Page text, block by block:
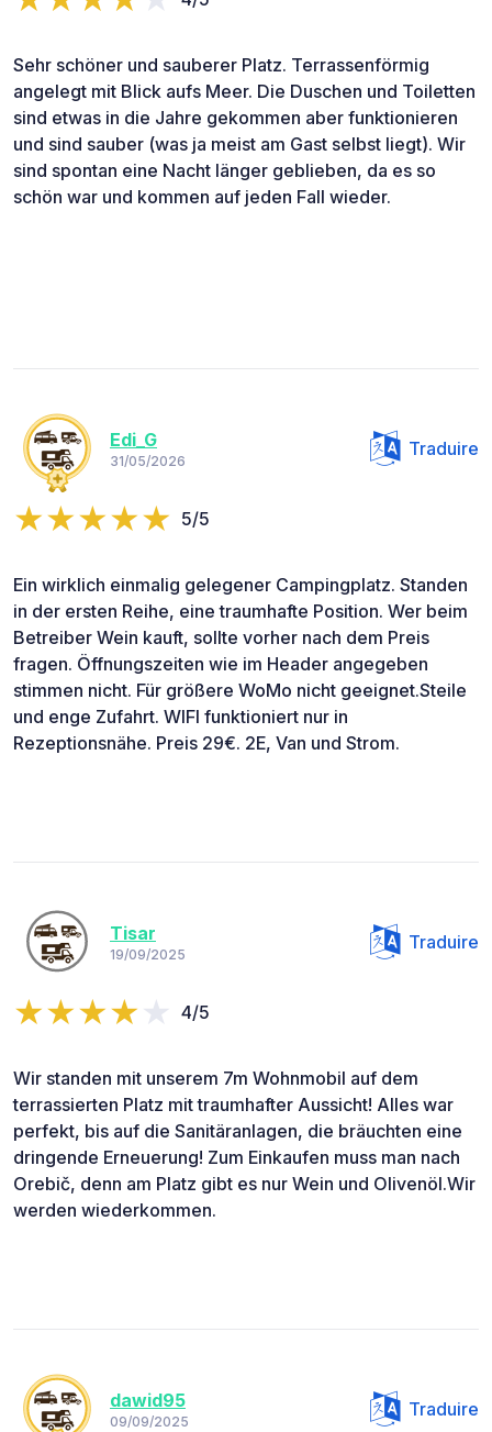
Sehr schöner und sauberer Platz. Terrassenförmig
angelegt mit Blick aufs Meer. Die Duschen und Toiletten
sind etwas in die Jahre gekommen aber funktionieren
und sind sauber (was ja meist am Gast selbst liegt). Wir
sind spontan eine Nacht länger geblieben, da es so
schön war und kommen auf jeden Fall wieder.
Edi_G
31/05/2026
Traduire
5/5
Ein wirklich einmalig gelegener Campingplatz. Standen
in der ersten Reihe, eine traumhafte Position. Wer beim
Betreiber Wein kauft, sollte vorher nach dem Preis
fragen. Öffnungszeiten wie im Header angegeben
stimmen nicht. Für größere WoMo nicht geeignet.Steile
und enge Zufahrt. WIFI funktioniert nur in
Rezeptionsnähe. Preis 29€. 2E, Van und Strom.
Tisar
19/09/2025
Traduire
4/5
Wir standen mit unserem 7m Wohnmobil auf dem
terrassierten Platz mit traumhafter Aussicht! Alles war
perfekt, bis auf die Sanitäranlagen, die bräuchten eine
dringende Erneuerung! Zum Einkaufen muss man nach
Orebič, denn am Platz gibt es nur Wein und Olivenöl.Wir
werden wiederkommen.
dawid95
09/09/2025
Traduire